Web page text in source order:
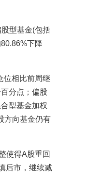
型基金(包括
下降
位相比前周继
分点；偏股
型基金加权
方向基金仍有
使得A股重回
后市，继续减